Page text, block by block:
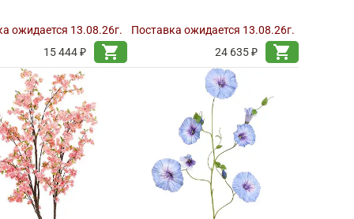
ожидается 13.08.26г.
15 444 ₽
shopping_cart
Поставка ожидается 13.08.26г.
24 635 ₽
shopping_cart